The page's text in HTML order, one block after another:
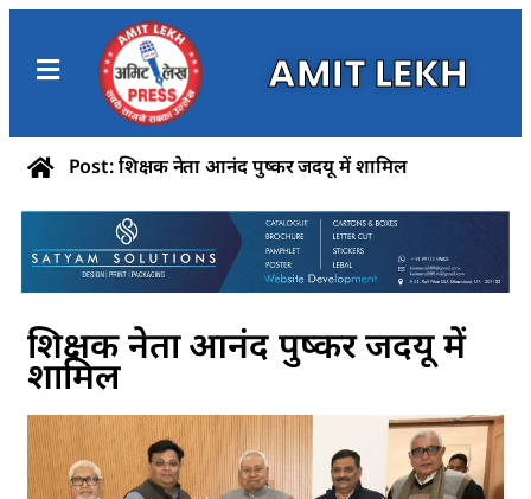
AMIT LEKH
Post: शिक्षक नेता आनंद पुष्कर जदयू में शामिल
शिक्षक नेता आनंद पुष्कर जदयू में
शामिल